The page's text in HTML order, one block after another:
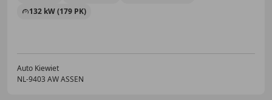
132 kW (179 PK)
Auto Kiewiet
NL-9403 AW ASSEN